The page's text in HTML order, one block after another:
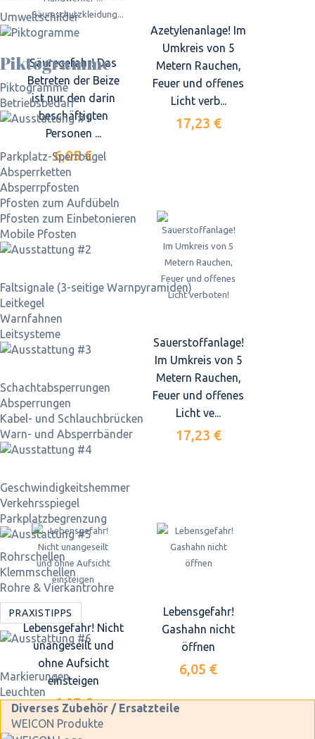
Umweltschilder
Piktogramme
Piktogramme
Betriebsbedarf
Parkplatz-Sperrbügel
Absperrketten
Absperrpfosten
Pfosten zum Aufdübeln
Pfosten zum Einbetonieren
Mobile Pfosten
Faltsignale (3-seitige Warnpyramiden)
Leitkegel
Warnfahnen
Leitsysteme
Schacht­absperrungen
Absperrungen
Kabel- und Schlauchbrücken
Warn- und Absperrbänder
Geschwindigkeits­hemmer
Verkehrsspiegel
Parkplatz­begrenzung
Rohrschellen
Klemmschellen
Rohre & Vierkantrohre
PRAXISTIPPS
Markierungen
Leuchten
Diverses Zubehör / Ersatzteile
WEICON Produkte
Säuregefahr! Das
Betreten der Beize
ist nur den darin
beschäftigten
Personen ...
6,05 €
Azetylenanlage! Im
Umkreis von 5
Metern Rauchen,
Feuer und offenes
Licht verb...
17,23 €
Sauerstoffanlage!
Im Umkreis von 5
Metern Rauchen,
Feuer und offenes
Licht ve...
17,23 €
Lebensgefahr! Nicht
unangeseilt und
ohne Aufsicht
einsteigen
6,05 €
Lebensgefahr!
Gashahn nicht
öffnen
6,05 €